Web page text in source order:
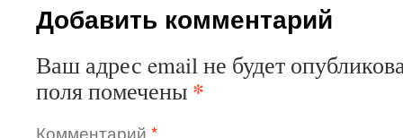
Добавить комментарий
Ваш адрес email не будет
поля помечены *
Комментарий *